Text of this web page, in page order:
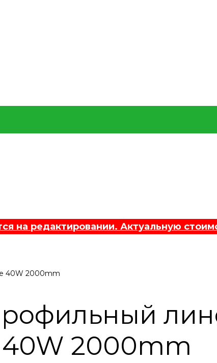
на редактировании. Актуальную
40W 2000mm
40W 2000mm